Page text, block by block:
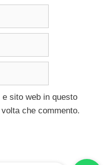
sito web in questo
che commento.